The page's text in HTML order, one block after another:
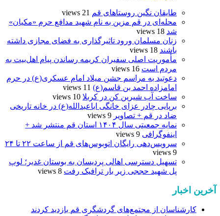
طایقان نگین روستاهای قم 21 views
محله‌ای در قم مزین به نام شهید مدافع حرم «مکیان»
شد 18 views
زنان مسلمان ورود تاثیرگذاری به فضای مجازی داشته
باشند 18 views
مأموریت اصلی سفیران کریمه رساندن پیام اهل‌بیت به
مردم است 16 views
دعوتید به مراسم جشن میلاد امام عسکری(ع) در حرم
امامزاده احمد بن قاسم(ع) 11 views
ساخت آب شیرین کن در کربلا 10 views
برپایی چادر عزای خانگی اباعبدالله(ع) در خانه تاریخی
ضاد در قم + تصاویر 9 views
نمایه جمعیتی سال ۱۴۰۴ استان قم منتشر شد +
اینفوگرافی 9 views
سرویس‌دهی رایگان اتوبوس‌های قم از ساعت ۲۲ تا ۲۴
9 views
تسهیل دسترسی اهالی پردیسان به بوستان غدیر؛ لوپ
پل شهید حججی زیر بار ترافیک رفت 8 views
آخرین اخبار
کارشناسان از مجتمع‌های گردشگری قم بازدید کردند